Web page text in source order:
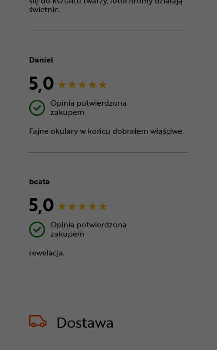
świetnie.
Daniel
5,0
Opinia potwierdzona
zakupem
Fajne okulary w końcu dobrałem właściwe.
beata
5,0
Opinia potwierdzona
zakupem
rewelacja.
Dostawa